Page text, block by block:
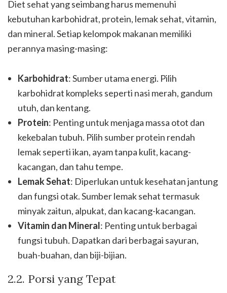
Diet sehat yang seimbang harus memenuhi
kebutuhan karbohidrat, protein, lemak sehat, vitamin,
dan mineral. Setiap kelompok makanan memiliki
perannya masing-masing:
Karbohidrat: Sumber utama energi. Pilih
karbohidrat kompleks seperti nasi merah, gandum
utuh, dan kentang.
Protein: Penting untuk menjaga massa otot dan
kekebalan tubuh. Pilih sumber protein rendah
lemak seperti ikan, ayam tanpa kulit, kacang-
kacangan, dan tahu tempe.
Lemak Sehat: Diperlukan untuk kesehatan jantung
dan fungsi otak. Sumber lemak sehat termasuk
minyak zaitun, alpukat, dan kacang-kacangan.
Vitamin dan Mineral: Penting untuk berbagai
fungsi tubuh. Dapatkan dari berbagai sayuran,
buah-buahan, dan biji-bijian.
2.2. Porsi yang Tepat